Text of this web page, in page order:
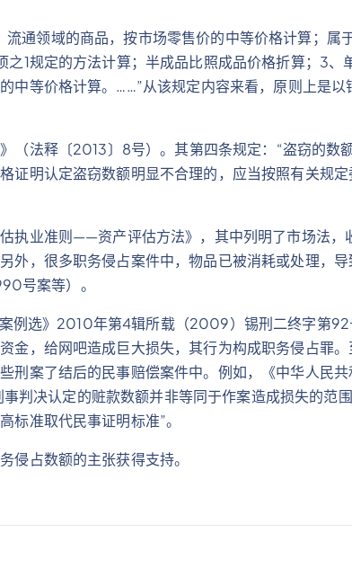
通领域的商品，按市场零售价的中等价格计算；属
1规定的方法计算；半成品比照成品价格折算；3、
中等价格计算。……”从该规定内容来看，原则上是以
（法释〔2013〕8号）。其第四条规定：“盗窃的数
证明认定盗窃数额明显不合理的，应当按照有关规
执业准则——资产评估方法》，其中列明了市场法，
外，很多职务侵占案件中，物品已被消耗或处理，
号案等）。
例选》2010年第4辑所载（2009）锡刑二终字第
金，给网吧造成巨大损失，其行为构成职务侵占罪
刑案了结后的民事赔偿案件中。例如，《中华人民
判决认定的赃款数额并非等同于作案造成损失的范
准取代民事证明标准”。
侵占数额的主张获得支持。